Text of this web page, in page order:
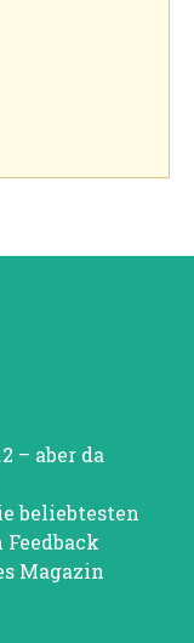
– aber da
beliebtesten
Magazin